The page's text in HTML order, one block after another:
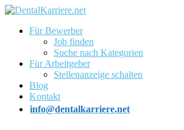
Für Bewerber
Job finden
Suche nach Kategorien
Für Arbeitgeber
Stellenanzeige schalten
Blog
Kontakt
info@dentalkarriere.net